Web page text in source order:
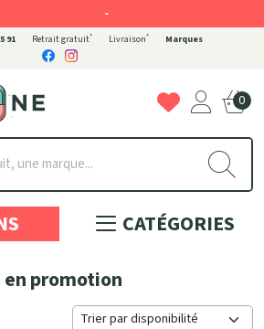
91 Retrait gratuit* Livraison* Marques
en ligne à votre service
0
CATÉGORIES
promotion